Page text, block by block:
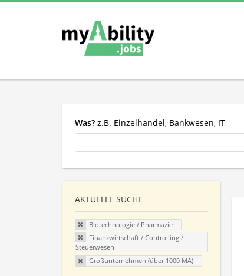
Was? z.B. Einzelhandel, Bankwesen, IT
AKTUELLE SUCHE
Biotechnologie / Pharmazie
Finanzwirtschaft / Controlling /
Steuerwesen
Großunternehmen (über 1000 MA)